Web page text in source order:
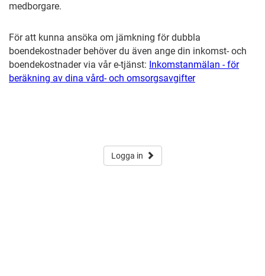
medborgare.
För att kunna ansöka om jämkning för dubbla
boendekostnader behöver du även ange din inkomst- och
boendekostnader via vår e-tjänst: Inkomstanmälan - för
beräkning av dina vård- och omsorgsavgifter
Logga in